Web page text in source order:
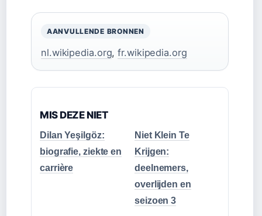
AANVULLENDE BRONNEN
nl.wikipedia.org,fr.wikipedia.org
MIS DEZE NIET
Dilan Yeşilgöz:
biografie, ziekte en
carrière
Niet Klein Te
Krijgen:
deelnemers,
overlijden en
seizoen 3